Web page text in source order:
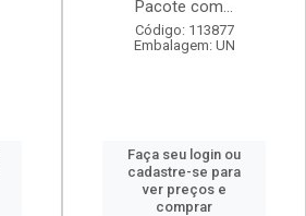
Pacote com...
Código: 113877
Embalagem: UN
Faça seu login ou
cadastre-se para
ver preços e
comprar